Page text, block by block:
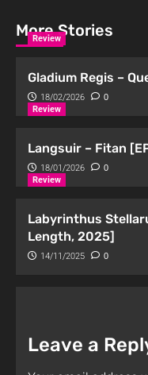
More Stories
Review
Gladium Regis –
18/02/2026 0
Review
Langsuir – Fitan
18/01/2026 0
Review
Labyrinthus
Length, 2025]
14/11/2025 0
Leave a